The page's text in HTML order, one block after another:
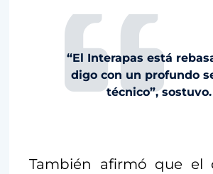
“El Interapas está
digo con un profundo
técnico”, sostuvo.
También afirmó que el